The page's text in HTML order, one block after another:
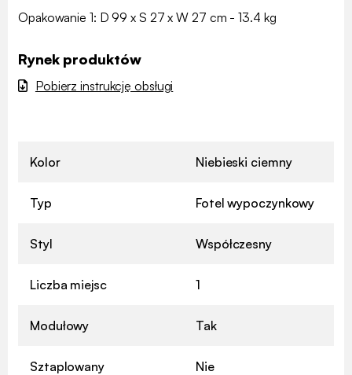
Opakowanie 1: D 99 x S 27 x W 27 cm - 13.4 kg
Rynek produktów
Pobierz instrukcję obsługi
Kolor Niebieski ciemny
Typ Fotel wypoczynkowy
Styl Współczesny
Liczba miejsc 1
Modułowy Tak
Sztaplowany Nie